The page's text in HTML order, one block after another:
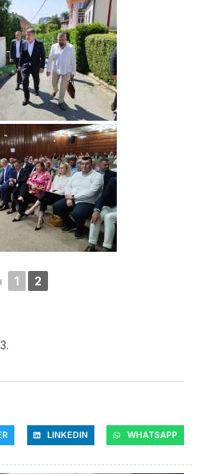
1 2
LINKEDIN WHATSAPP